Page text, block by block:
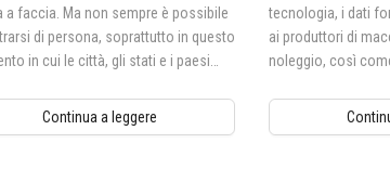
a faccia. Ma non sempre è possibile
di persona, soprattutto in questo
in cui le città, gli stati e i paesi
Continua a leggere
tecnologia, i dati
ai produttori di
noleggio, così
condividerli.